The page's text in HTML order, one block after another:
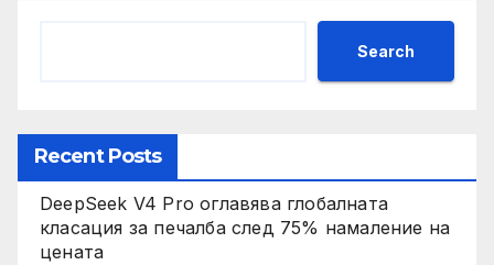
Search
Recent Posts
DeepSeek V4 Pro оглавява глобалната
класация за печалба след 75% намаление на
цената